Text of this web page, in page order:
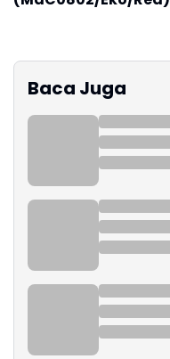
Baca Juga